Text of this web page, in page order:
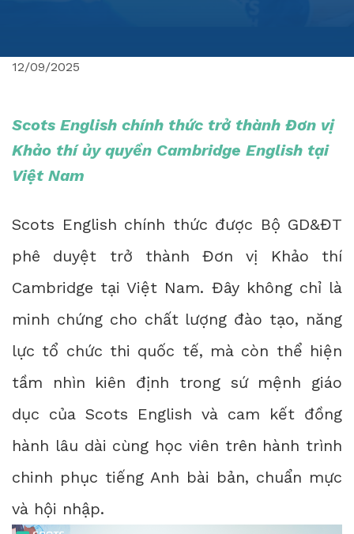
12/09/2025
Scots English chính thức trở thành Đơn vị
Khảo thí ủy quyền Cambridge English tại
Việt Nam
Scots English chính thức được Bộ GD&ĐT
phê duyệt trở thành Đơn vị Khảo thí
Cambridge tại Việt Nam. Đây không chỉ là
minh chứng cho chất lượng đào tạo, năng
lực tổ chức thi quốc tế, mà còn thể hiện
tầm nhìn kiên định trong sứ mệnh giáo
dục của Scots English và cam kết đồng
hành lâu dài cùng học viên trên hành trình
chinh phục tiếng Anh bài bản, chuẩn mực
và hội nhập.